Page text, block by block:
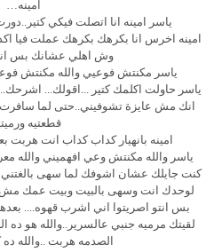
امينه…
ياسر امينه انا اتصلت فيكي
امينه اخرس انا بكرهك بكرهك عملت فيا
وش اهلي عشانك بس
ياسر مكنتش فوعيي والله مكنتش
ياسر حاولت اكلمك كتير ...اقولك...
انك مش عايزة تشوفيني..حتى لما سافرت
قطعتيه
امينه بانهيار كداب كداب انت
ياسر والله مكنتش وعي افهميني والله
كنت جايلك عشان اشوفك لما سهى
لوحدك انت وسهى بالبيت وبيت عمك مش
بس انتو اصريتوا اني اشرب قهوه....
لقيتك مرميه جنبي عالسرير..والله هو ده
الصدمه هربت ..والله